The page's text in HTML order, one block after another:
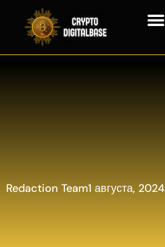
Redaction Team1 августа, 2024